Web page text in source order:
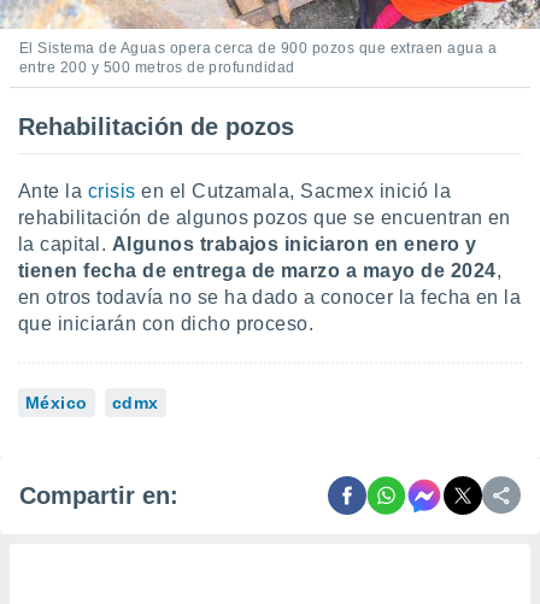
El Sistema de Aguas opera cerca de 900 pozos que extraen agua a
entre 200 y 500 metros de profundidad
Rehabilitación de pozos
Ante la crisis en el Cutzamala, Sacmex inició la
rehabilitación de algunos pozos que se encuentran en
la capital. Algunos trabajos iniciaron en enero y
tienen fecha de entrega de marzo a mayo de 2024,
en otros todavía no se ha dado a conocer la fecha en la
que iniciarán con dicho proceso.
México cdmx
Compartir en: